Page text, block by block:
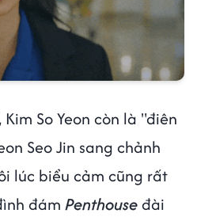
So Yeon còn là "điên
Seo Jin sang chảnh
lúc biểu cảm cũng rất
đám Penthouseđài